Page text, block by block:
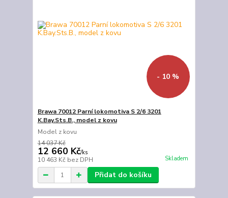
- 10 %
Brawa 70012 Parní lokomotiva S 2/6 3201
K.Bay.Sts.B., model z kovu
Model z kovu
14 037 Kč
12 660 Kč/ks
10 463 Kč bez DPH Skladem
Přidat do košíku